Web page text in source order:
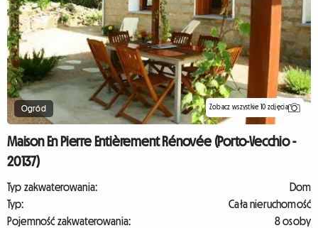
Ogród Zobacz wszystkie 10 zdjęcia
Maison En Pierre Entièrement Rénovée (Porto-Vecchio -
20137)
Typ zakwaterowania:
Dom
Typ:
Cała nieruchomość
Pojemność zakwaterowania:
8 osoby